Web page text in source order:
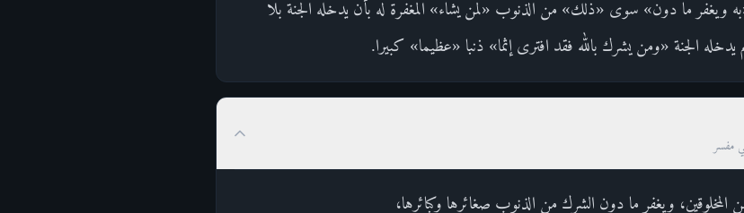
ويغفر ما دون» سوى «ذلك» من الذنوب «لمن يشاء» المغفرة له بأن يدخله الجنة بلا
الجنة «ومن يشرك بالله فقد افترى إثما» ذنبا «عظيما» كبيرا.
مفسر
المخلوقين، ويغفر ما دون الشرك من الذنوب صغائرها وكبائرها،